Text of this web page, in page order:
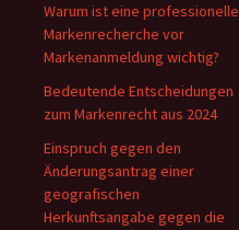
Warum ist eine professionelle
Markenrecherche vor
Markenanmeldung wichtig?
Bedeutende Entscheidungen
zum Markenrecht aus 2024
Einspruch gegen den
Änderungsantrag einer
geografischen
Herkunftsangabe gegen die